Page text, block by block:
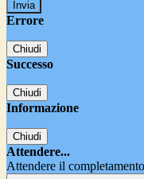
Errore
Chiudi
Successo
Chiudi
Informazione
Chiudi
Attendere...
Attendere il